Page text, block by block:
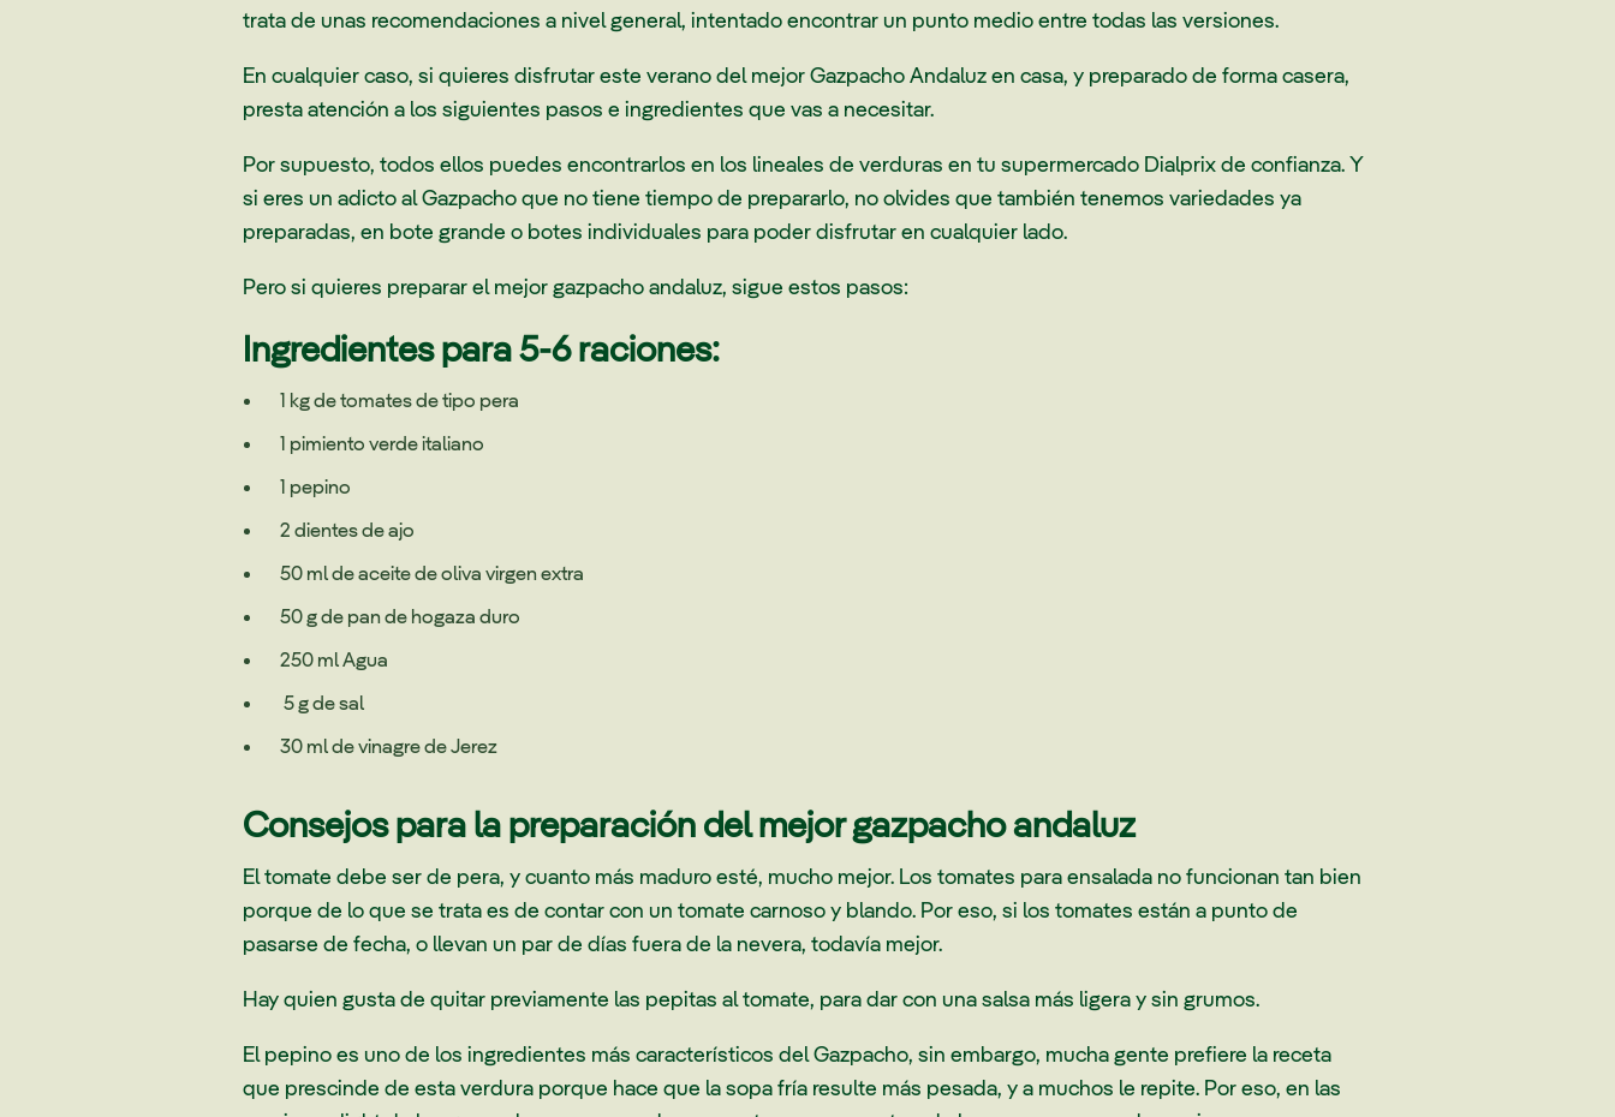
trata de unas recomendaciones a nivel general, intentado encontrar un punto medio entre todas las versiones.
En cualquier caso, si quieres disfrutar este verano del mejor Gazpacho Andaluz en casa, y preparado de forma casera,
presta atención a los siguientes pasos e ingredientes que vas a necesitar.
Por supuesto, todos ellos puedes encontrarlos en los lineales de verduras en tu supermercado Dialprix de confianza. Y
si eres un adicto al Gazpacho que no tiene tiempo de prepararlo, no olvides que también tenemos variedades ya
preparadas, en bote grande o botes individuales para poder disfrutar en cualquier lado.
Pero si quieres preparar el mejor gazpacho andaluz, sigue estos pasos:
Ingredientes para 5-6 raciones:
1 kg de tomates de tipo pera
1 pimiento verde italiano
1 pepino
2 dientes de ajo
50 ml de aceite de oliva virgen extra
50 g de pan de hogaza duro
250 ml Agua
5 g de sal
30 ml de vinagre de Jerez
Consejos para la preparación del mejor gazpacho andaluz
El tomate debe ser de pera, y cuanto más maduro esté, mucho mejor. Los tomates para ensalada no funcionan tan bien
porque de lo que se trata es de contar con un tomate carnoso y blando. Por eso, si los tomates están a punto de
pasarse de fecha, o llevan un par de días fuera de la nevera, todavía mejor.
Hay quien gusta de quitar previamente las pepitas al tomate, para dar con una salsa más ligera y sin grumos.
El pepino es uno de los ingredientes más característicos del Gazpacho, sin embargo, mucha gente prefiere la receta
que prescinde de esta verdura porque hace que la sopa fría resulte más pesada, y a muchos le repite. Por eso, en las